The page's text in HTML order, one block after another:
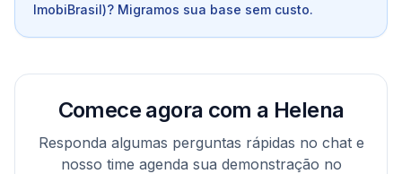
ImobiBrasil)? Migramos sua base sem custo.
Comece agora com a Helena
Responda algumas perguntas rápidas no chat e
nosso time agenda sua demonstração no